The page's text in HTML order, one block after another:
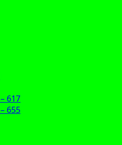
617
655